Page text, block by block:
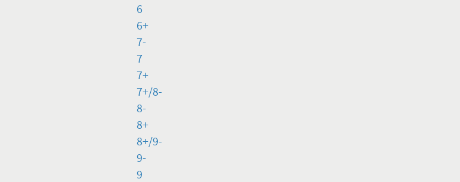
6
6+
7-
7
7+
7+/8-
8-
8+
8+/9-
9-
9